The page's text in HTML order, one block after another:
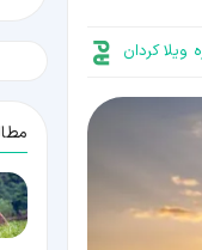
ویلا کردان